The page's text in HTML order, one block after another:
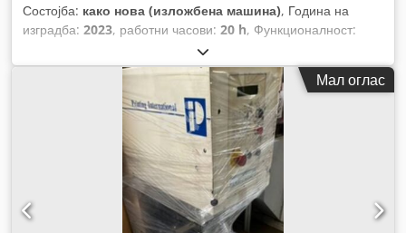
Состојба: како нова (изложбена машина), Година на
изградба: 2023, работни часови: 20 h, Функционалност:
, број на машина/возило:
23A0017, дијаметар на стругање над попречниот супорт:
, максимална брзина на вретеното:3.000 обр/мин,
растојание на движење на Х-оската: 500 мм
500 мм , моќност на моторот на вретено:
, брзо движење по X-оска:18 м/мин
18 м/мин, вкупна висина:1.890 мм
1.620 мм, должина на напредување на оската Y:
2.500 мм
, тип на влезен струја:трифазен
документација / прирачник,
Мал оглас